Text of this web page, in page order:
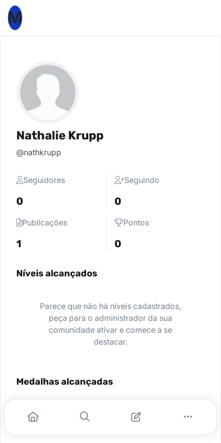
M
Nathalie Krupp
@nathkrupp
Seguidores
0
Seguindo
0
Publicações
1
Pontos
0
Níveis alcançados
Parece que não há níveis cadastrados,
peça para o administrador da sua
comunidade ativar e comece a se
destacar.
Medalhas alcançadas
Nenhuma medalha encontrada